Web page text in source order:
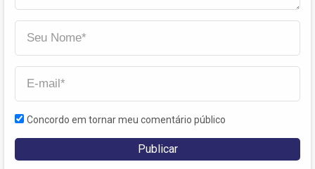
Concordo em tornar meu comentário público